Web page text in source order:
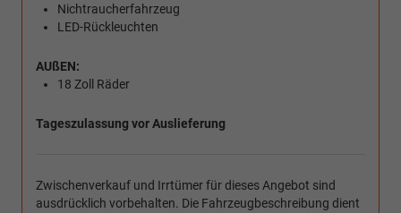
Nichtraucherfahrzeug
LED-Rückleuchten
AUßEN:
18 Zoll Räder
Tageszulassung vor Auslieferung
Zwischenverkauf und Irrtümer für dieses Angebot sind
ausdrücklich vorbehalten. Die Fahrzeugbeschreibung dient